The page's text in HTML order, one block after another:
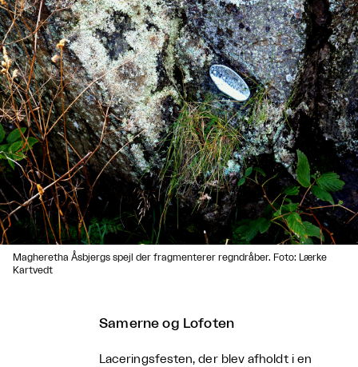
Magheretha Åsbjergs spejl der fragmenterer regndråber. Foto: Lærke
Kartvedt
Samerne og Lofoten
Laceringsfesten, der blev afholdt i en